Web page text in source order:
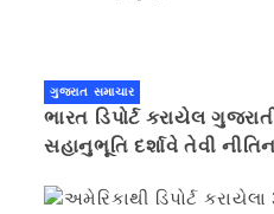
ગુજરાત સમાચાર
ભારત ડિપોર્ટ કરાયેલ
સહાનુભૂતિ દર્શાવે તેવી